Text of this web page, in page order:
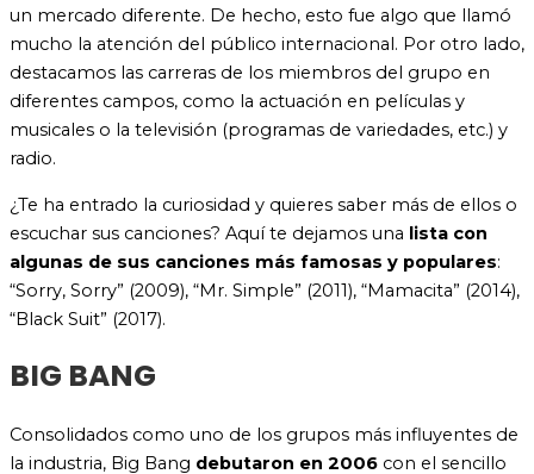
un mercado diferente. De hecho, esto fue algo que llamó
mucho la atención del público internacional. Por otro lado,
destacamos las carreras de los miembros del grupo en
diferentes campos, como la actuación en películas y
musicales o la televisión (programas de variedades, etc.) y
radio.
¿Te ha entrado la curiosidad y quieres saber más de ellos o
escuchar sus canciones? Aquí te dejamos una lista con
algunas de sus canciones más famosas y populares:
“Sorry, Sorry” (2009), “Mr. Simple” (2011), “Mamacita” (2014),
“Black Suit” (2017).
BIG BANG
Consolidados como uno de los grupos más influyentes de
la industria, Big Bang debutaron en 2006 con el sencillo